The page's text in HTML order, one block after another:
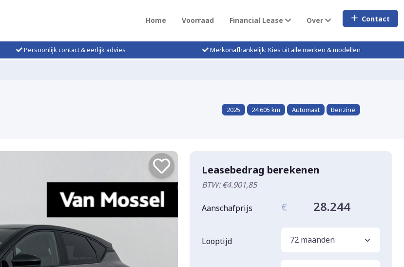
Home Voorraad Financial Lease Over Contact
Persoonlijk contact & eerlijk advies Merkonafhankelijk: Kies uit alle merken & modellen
2025 24.605 km Automaat Benzine
Leasebedrag berekenen
BTW: €4.901,85
Aanschafprijs € 28.244
Looptijd